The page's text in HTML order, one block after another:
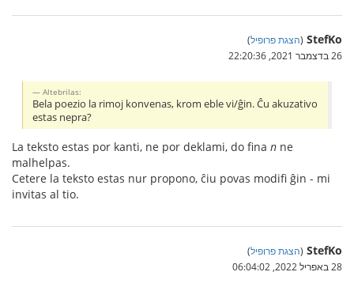
StefKo
(הצגת פרופיל)
26 בדצמבר 2021, 22:20:36
Altebrilas:
Bela poezio la rimoj konvenas, krom eble vi/ĝin. Ĉu akuzativo
estas nepra?
La teksto estas por kanti, ne por deklami, do fina n ne
malhelpas.
Cetere la teksto estas nur propono, ĉiu povas modifi ĝin - mi
invitas al tio.
StefKo
(הצגת פרופיל)
28 באפריל 2022, 06:04:02